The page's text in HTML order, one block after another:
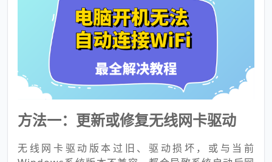
方法一：更新或修复无线网卡驱动
无线网卡驱动版本过旧、驱动损坏，或与当前